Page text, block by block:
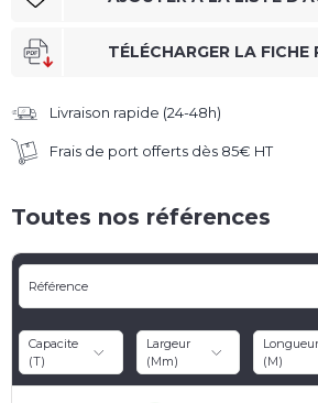
TÉLÉCHARGER LA FICHE
Livraison rapide (24-48h)
Frais de port offerts dès 85€ HT
Toutes nos références
Référence
Capacite
(t)
Largeur
(mm)
Longueur
(m)